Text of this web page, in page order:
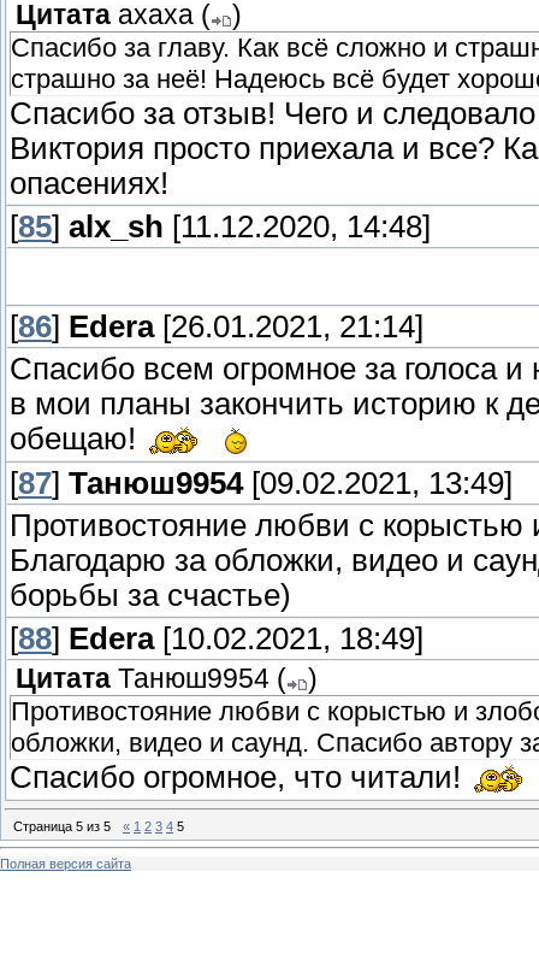
Цитата ахаха (
)
Спасибо за главу. Как всё сложно и
страшно за неё! Надеюсь всё будет
Спасибо за отзыв! Чего и
Виктория просто приехала и все?
опасениях!
[85] alx_sh [11.12.2020, 14:48]
[86] Edera[26.01.2021, 21:14]
Спасибо всем огромное за голоса
в мои планы закончить историю к
обещаю!
[87] Танюш9954[09.02.2021, 13:49]
Противостояние любви с
Благодарю за обложки, видео и
борьбы за счастье)
[88] Edera[10.02.2021, 18:49]
Цитата Танюш9954 (
)
Противостояние любви с корыстью и
обложки, видео и саунд. Спасибо автору
Спасибо огромное, что читали!
Страница 5 из 5 « 1 2 3 4 5
Полная версия сайта